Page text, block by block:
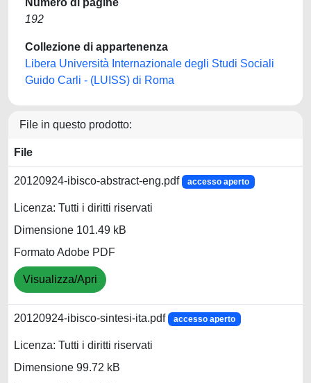
Numero di pagine
192
Collezione di appartenenza
Libera Università Internazionale degli Studi Sociali
Guido Carli - (LUISS) di Roma
File in questo prodotto:
File
20120924-ibisco-abstract-eng.pdf accesso aperto
Licenza: Tutti i diritti riservati
Dimensione 101.49 kB
Formato Adobe PDF
Visualizza/Apri
20120924-ibisco-sintesi-ita.pdf accesso aperto
Licenza: Tutti i diritti riservati
Dimensione 99.72 kB